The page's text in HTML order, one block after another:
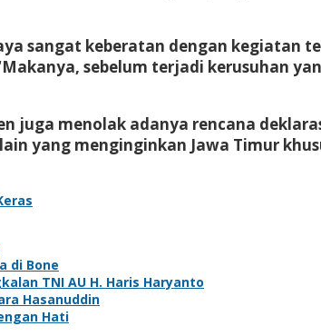
sangat keberatan dengan kegiatan
sebelum terjadi kerusuhan
juga menolak adanya rencana
yang menginginkan Jawa Timur
di Bone
TNI AU H. Haris Haryanto
Hasanuddin
Hati